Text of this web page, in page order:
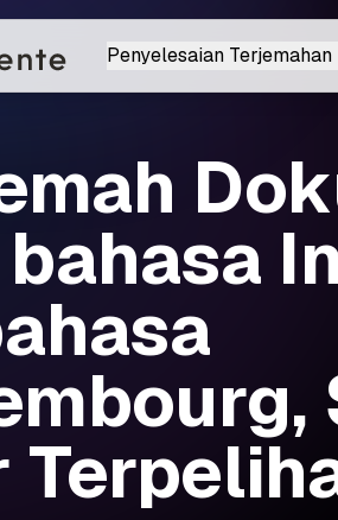
Penyelesaian Terjemahan